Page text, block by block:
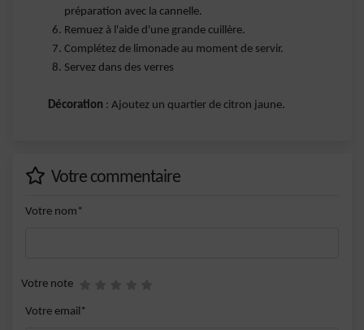
préparation avec la cannelle.
Remuez à l'aide d'une grande cuillère.
Complétez de limonade au moment de servir.
Servez dans des verres
Décoration : Ajoutez un quartier de citron jaune.
Votre commentaire
Votre nom*
Votre note
Votre email*